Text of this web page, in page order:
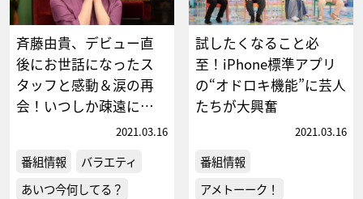
斉藤由貴、デビュー直
後にお世話になったス
タッフと感動＆涙の再
会！いつしか疎遠に…
2021.03.16
番組情報
バラエティ
あいつ今何してる？
試したくなること必
至！iPhone標準アプリ
の“オドロキ機能”に芸人
たちが大興奮
2021.03.16
番組情報
アメトーーク！